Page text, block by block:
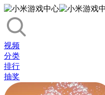
视频
分类
排行
抽奖